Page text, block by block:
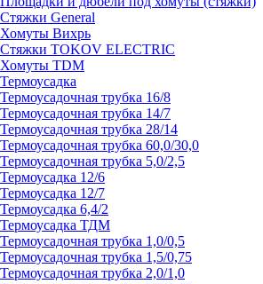
Стяжки General
Хомуты Вихрь
Стяжки TOKOV ELECTRIC
Хомуты TDM
Термоусадка
Термоусадочная трубка 16/8
Термоусадочная трубка 14/7
Термоусадочная трубка 28/14
Термоусадочная трубка 60,0/30,0
Термоусадочная трубка 5,0/2,5
Термоусадка 12/6
Термоусадка 12/7
Термоусадка 6,4/2
Термоусадка ТДМ
Термоусадочная трубка 1,0/0,5
Термоусадочная трубка 1,5/0,75
Термоусадочная трубка 2,0/1,0